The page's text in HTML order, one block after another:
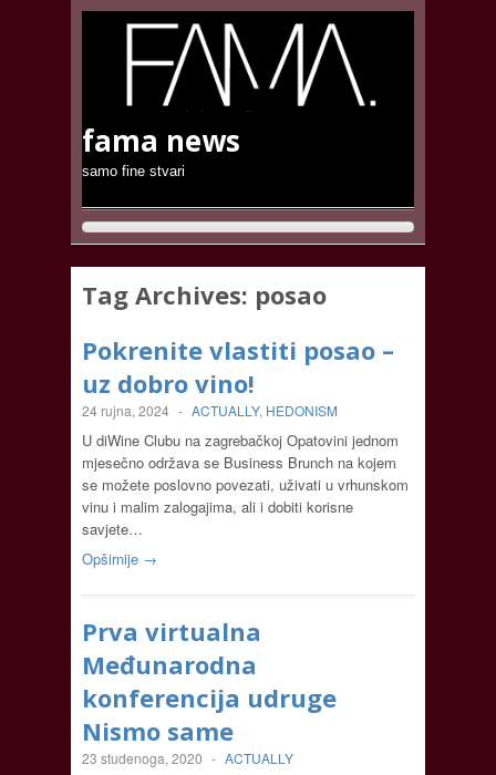
fama news
samo fine stvari
Tag Archives: posao
Pokrenite vlastiti posao –
uz dobro vino!
24 rujna, 2024 - ACTUALLY, HEDONISM
U diWine Clubu na zagrebačkoj Opatovini jednom
mjesečno održava se Business Brunch na kojem
se možete poslovno povezati, uživati u vrhunskom
vinu i malim zalogajima, ali i dobiti korisne
savjete…
Opširnije →
Prva virtualna
Međunarodna
konferencija udruge
Nismo same
23 studenoga, 2020 - ACTUALLY